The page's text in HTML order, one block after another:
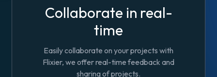
Collaborate in real-
time
Easily collaborate on your projects with
Flixier, we offer real-time feedback and
sharing of projects.